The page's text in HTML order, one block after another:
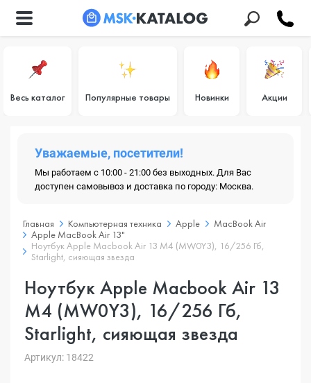
Весь каталог Популярные товары Новинки Акции
Уважаемые, посетители!
Мы работаем с 10:00 - 21:00 без выходных. Для Вас
доступен самовывоз и доставка по городу: Москва.
Главная Компьютерная техника Apple
MacBook Air
Apple MacBook Air 13"
Ноутбук Apple Macbook Air 13 M4 (MW0Y3), 16/256 Гб,
Starlight, сияющая звезда
Ноутбук Apple Macbook Air 13
M4 (MW0Y3), 16/256 Гб,
Starlight, сияющая звезда
Артикул: 18422